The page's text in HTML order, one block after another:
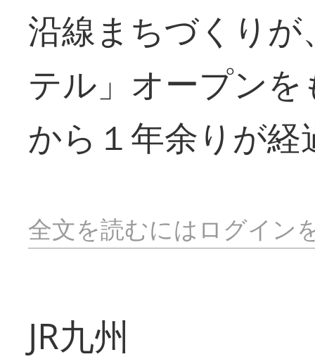
沿線まちづくり
テル」オープン
から１年余りが経
全文を読むにはログイン
JR九州